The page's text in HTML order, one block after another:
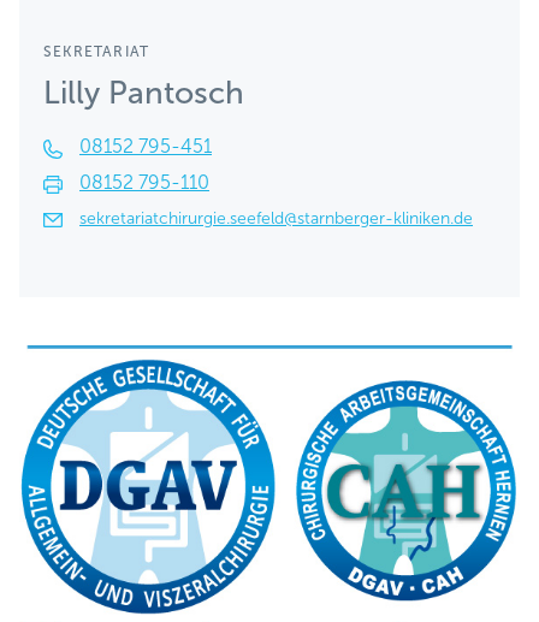
SEKRETARIAT
Lilly Pantosch
08152 795-451
08152 795-110
sekretariatchirurgie.seefeld@starnberger-kliniken.de